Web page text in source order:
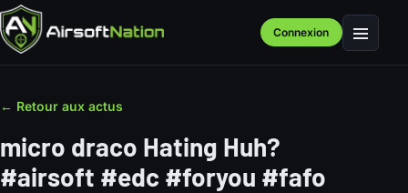
Connexion Menu
← Retour aux actus
micro draco Hating Huh?
#airsoft #edc #foryou #fafo